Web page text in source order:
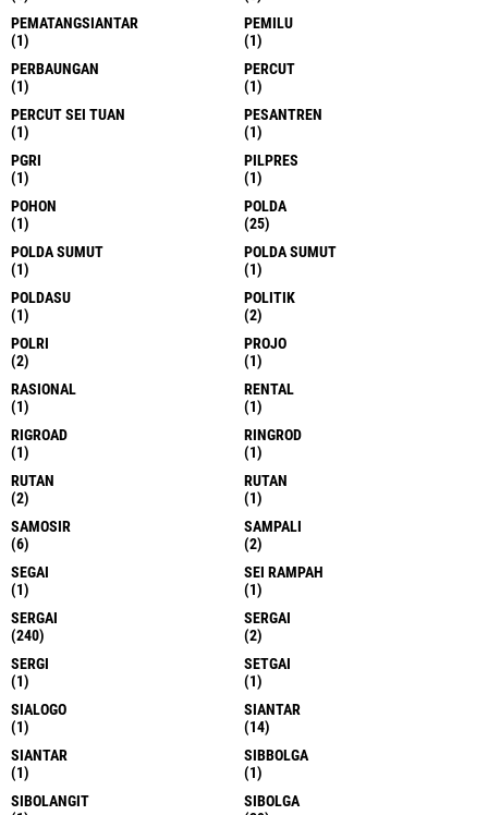
PEMATANGSIANTAR
(1)
PEMILU
(1)
PERBAUNGAN
(1)
PERCUT
(1)
PERCUT SEI TUAN
(1)
PESANTREN
(1)
PGRI
(1)
PILPRES
(1)
POHON
(1)
POLDA
(25)
POLDA SUMUT
(1)
POLDA SUMUT
(1)
POLDASU
(1)
POLITIK
(2)
POLRI
(2)
PROJO
(1)
RASIONAL
(1)
RENTAL
(1)
RIGROAD
(1)
RINGROD
(1)
RUTAN
(2)
RUTAN
(1)
SAMOSIR
(6)
SAMPALI
(2)
SEGAI
(1)
SEI RAMPAH
(1)
SERGAI
(240)
SERGAI
(2)
SERGI
(1)
SETGAI
(1)
SIALOGO
(1)
SIANTAR
(14)
SIANTAR
(1)
SIBBOLGA
(1)
SIBOLANGIT
SIBOLGA